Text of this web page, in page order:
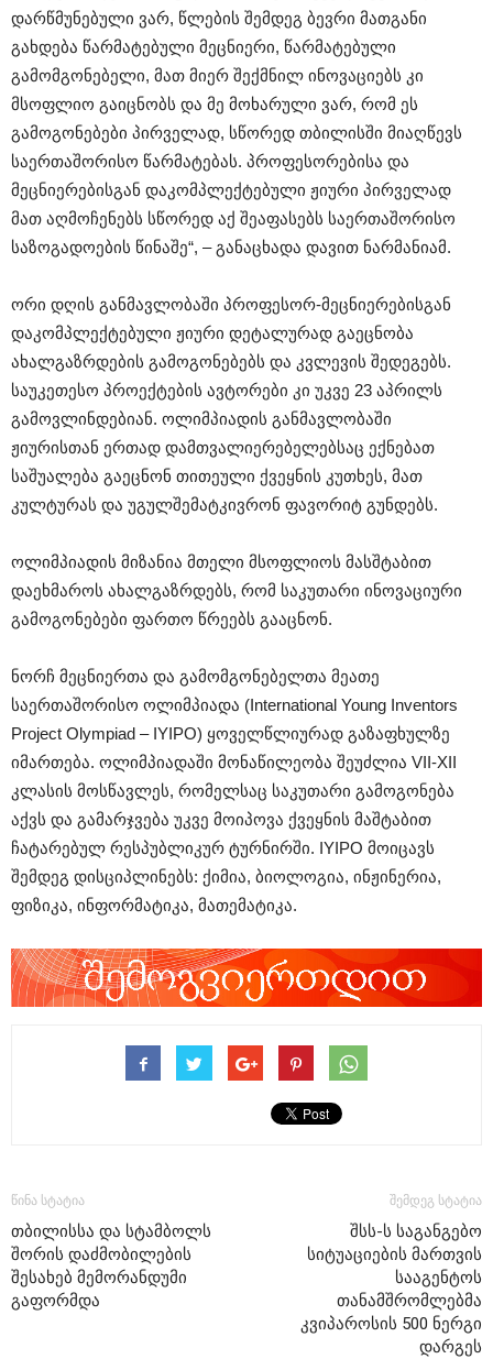
დარწმუნებული ვარ, წლების შემდეგ ბევრი მათგანი
გახდება წარმატებული მეცნიერი, წარმატებული
გამომგონებელი, მათ მიერ შექმნილ ინოვაციებს კი
მსოფლიო გაიცნობს და მე მოხარული ვარ, რომ ეს
გამოგონებები პირველად, სწორედ თბილისში მიაღწევს
საერთაშორისო წარმატებას. პროფესორებისა და
მეცნიერებისგან დაკომპლექტებული ჟიური პირველად
მათ აღმოჩენებს სწორედ აქ შეაფასებს საერთაშორისო
საზოგადოების წინაშე“, – განაცხადა დავით ნარმანიამ.
ორი დღის განმავლობაში პროფესორ-მეცნიერებისგან
დაკომპლექტებული ჟიური დეტალურად გაეცნობა
ახალგაზრდების გამოგონებებს და კვლევის შედეგებს.
საუკეთესო პროექტების ავტორები კი უკვე 23 აპრილს
გამოვლინდებიან. ოლიმპიადის განმავლობაში
ჟიურისთან ერთად დამთვალიერებელებსაც ექნებათ
საშუალება გაეცნონ თითეული ქვეყნის კუთხეს, მათ
კულტურას და უგულშემატკივრონ ფავორიტ გუნდებს.
ოლიმპიადის მიზანია მთელი მსოფლიოს მასშტაბით
დაეხმაროს ახალგაზრდებს, რომ საკუთარი ინოვაციური
გამოგონებები ფართო წრეებს გააცნონ.
ნორჩ მეცნიერთა და გამომგონებელთა მეათე
საერთაშორისო ოლიმპიადა (International Young Inventors
Project Olympiad – IYIPO) ყოველწლიურად გაზაფხულზე
იმართება. ოლიმპიადაში მონაწილეობა შეუძლია VII-XII
კლასის მოსწავლეს, რომელსაც საკუთარი გამოგონება
აქვს და გამარჯვება უკვე მოიპოვა ქვეყნის მაშტაბით
ჩატარებულ რესპუბლიკურ ტურნირში. IYIPO მოიცავს
შემდეგ დისციპლინებს: ქიმია, ბიოლოგია, ინჟინერია,
ფიზიკა, ინფორმატიკა, მათემატიკა.
წინა სტატია
თბილისსა და სტამბოლს
შორის დაძმობილების
შესახებ მემორანდუმი
გაფორმდა
შემდეგ სტატია
შსს-ს საგანგებო
სიტუაციების მართვის
სააგენტოს
თანამშრომლებმა
კვიპაროსის 500 ნერგი
დარგეს